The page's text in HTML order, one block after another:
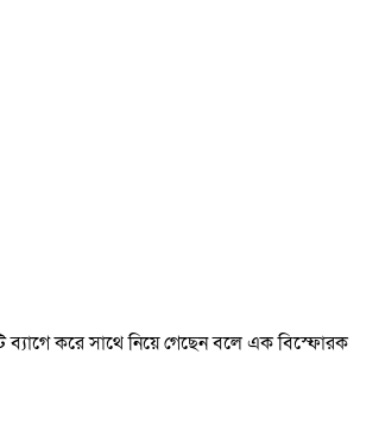
ব্যাগে করে সাথে নিয়ে গেছেন বলে এক বিস্ফোরক